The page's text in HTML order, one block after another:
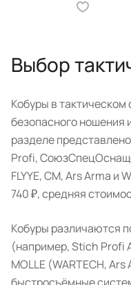
Выбор
Кобуры в
безопасного ношения
разделе
Profi,
FLYYE, CM, Ars Arma и
740 ₽, средняя
Кобуры различаются
(например, Stich Profi
MOLLE (WARTECH,